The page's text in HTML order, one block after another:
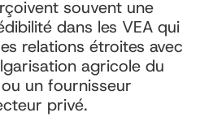
souvent une
dans les VEA qui
relations étroites avec
agricole du
un fournisseur
privé.